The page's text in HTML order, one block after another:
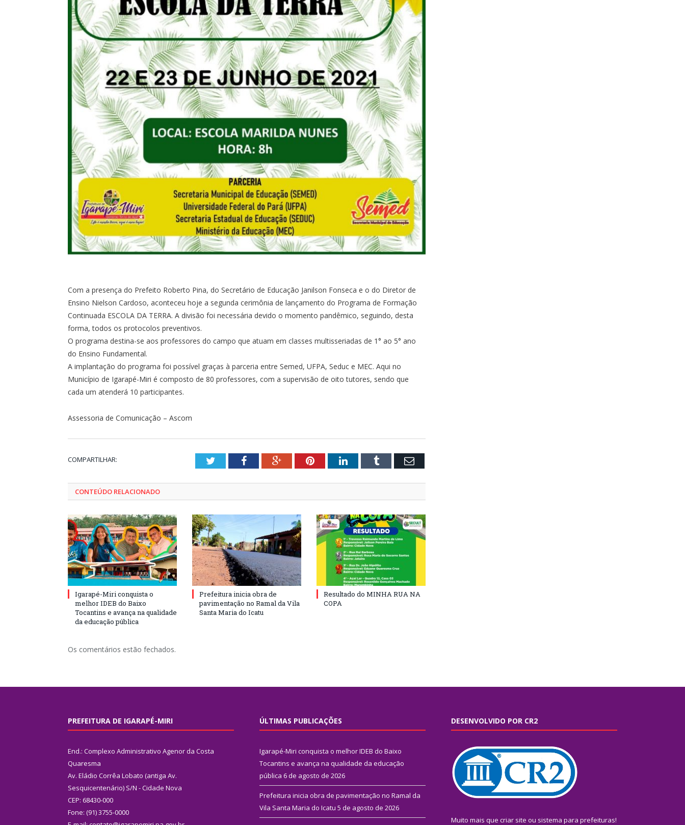
Com a presença do Prefeito Roberto Pina, do Secretário de Educação Janilson Fonseca e o do Diretor de
Ensino Nielson Cardoso, aconteceu hoje a segunda cerimônia de lançamento do Programa de Formação
Continuada ESCOLA DA TERRA. A divisão foi necessária devido o momento pandêmico, seguindo, desta
forma, todos os protocolos preventivos.
O programa destina-se aos professores do campo que atuam em classes multisseriadas de 1° ao 5° ano
do Ensino Fundamental.
A implantação do programa foi possível graças à parceria entre Semed, UFPA, Seduc e MEC. Aqui no
Município de Igarapé-Miri é composto de 80 professores, com a supervisão de oito tutores, sendo que
cada um atenderá 10 participantes.
Assessoria de Comunicação – Ascom
COMPARTILHAR: TwitterFacebookGoogle+PinterestLinkedInTumblr Email
CONTEÚDO RELACIONADO
Igarapé-Miri conquista o
melhor IDEB do Baixo
Tocantins e avança na qualidade
da educação pública
Prefeitura inicia obra de
pavimentação no Ramal da Vila
Santa Maria do Icatu
Resultado do MINHA RUA NA
COPA
Os comentários estão fechados.
PREFEITURA DE IGARAPÉ-MIRI
End.: Complexo Administrativo Agenor da Costa
Quaresma
Av. Eládio Corrêa Lobato (antiga Av.
Sesquicentenário) S/N - Cidade Nova
CEP: 68430-000
Fone: (91) 3755-0000
ÚLTIMAS PUBLICAÇÕES
Igarapé-Miri conquista o melhor IDEB do Baixo
Tocantins e avança na qualidade da educação
pública 6 de agosto de 2026
Prefeitura inicia obra de pavimentação no Ramal da
Vila Santa Maria do Icatu 5 de agosto de 2026
DESENVOLVIDO POR CR2
Muito mais que criar site ou sistema para prefeituras!